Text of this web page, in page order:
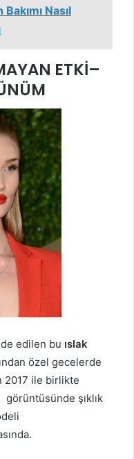
Nasıl
ETKİ–
edilen bu ıslak
özel gecelerde
2017 ile birlikte
şıklık